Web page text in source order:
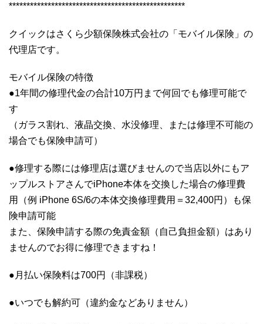
**************************************************
クイックはさくら少額保険株式会社の「モバイル保険」の
代理店です。
モバイル保険の特徴
●1年間の修理代金の合計10万円まで何回でも修理可能で
す
（ガラス割れ、液晶交換、水没修理、または修理不可能の
場合でも保険申請可）
●修理する際には修理店は選びませんので当店以外にもア
ップルストアさんでiPhone本体を交換した場合の修理費
用（例 iPhone 6S/6の本体交換修理費用＝32,400円）も保
険申請可能
また、保険申請する際の免責金額（自己負担金額）はあり
ませんのでお得に修理できますね！
●月払い保険料は700円（非課税）
●いつでも解約可（違約金などありません）